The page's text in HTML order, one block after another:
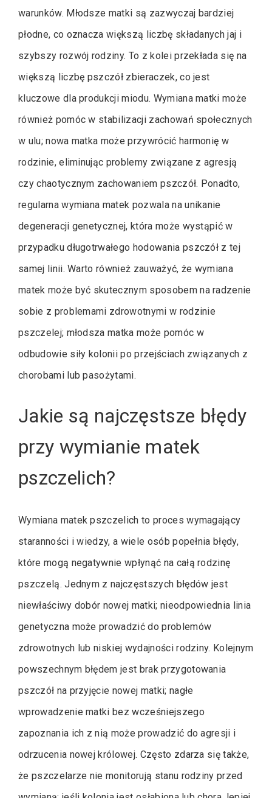
warunków. Młodsze matki są zazwyczaj bardziej
płodne, co oznacza większą liczbę składanych jaj i
szybszy rozwój rodziny. To z kolei przekłada się na
większą liczbę pszczół zbieraczek, co jest
kluczowe dla produkcji miodu. Wymiana matki może
również pomóc w stabilizacji zachowań społecznych
w ulu; nowa matka może przywrócić harmonię w
rodzinie, eliminując problemy związane z agresją
czy chaotycznym zachowaniem pszczół. Ponadto,
regularna wymiana matek pozwala na unikanie
degeneracji genetycznej, która może wystąpić w
przypadku długotrwałego hodowania pszczół z tej
samej linii. Warto również zauważyć, że wymiana
matek może być skutecznym sposobem na radzenie
sobie z problemami zdrowotnymi w rodzinie
pszczelej; młodsza matka może pomóc w
odbudowie siły kolonii po przejściach związanych z
chorobami lub pasożytami.
Jakie są najczęstsze błędy
przy wymianie matek
pszczelich?
Wymiana matek pszczelich to proces wymagający
staranności i wiedzy, a wiele osób popełnia błędy,
które mogą negatywnie wpłynąć na całą rodzinę
pszczelą. Jednym z najczęstszych błędów jest
niewłaściwy dobór nowej matki; nieodpowiednia linia
genetyczna może prowadzić do problemów
zdrowotnych lub niskiej wydajności rodziny. Kolejnym
powszechnym błędem jest brak przygotowania
pszczół na przyjęcie nowej matki; nagłe
wprowadzenie matki bez wcześniejszego
zapoznania ich z nią może prowadzić do agresji i
odrzucenia nowej królowej. Często zdarza się także,
że pszczelarze nie monitorują stanu rodziny przed